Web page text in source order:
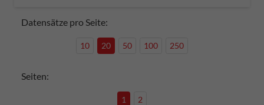
Datensätze pro Seite:
10 20 50 100 250
Seiten:
1 2